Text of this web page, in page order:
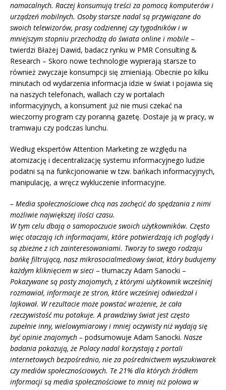
namacalnych. Raczej konsumują treści za pomocą komputerów i
urządzeń mobilnych. Osoby starsze nadal są przywiązane do
swoich telewizorów, prasy codziennej czy tygodników i w
mniejszym stopniu przechodzą do świata online i mobile –
twierdzi Błażej Dawid, badacz rynku w PMR Consulting &
Research – Skoro nowe technologie wypierają starsze to
również zwyczaje konsumpcji się zmieniają. Obecnie po kilku
minutach od wydarzenia informacja idzie w świat i pojawia się
na naszych telefonach, wallach czy w portalach
informacyjnych, a konsument już nie musi czekać na
wieczorny program czy poranną gazetę. Dostaje ją w pracy, w
tramwaju czy podczas lunchu.
Według ekspertów Attention Marketing ze względu na
atomizację i decentralizację systemu informacyjnego ludzie
podatni są na funkcjonowanie w tzw. bańkach informacyjnych,
manipulację, a wręcz wykluczenie informacyjne.
– Media społecznościowe chcą nas zachęcić do spędzania z nimi
możliwie największej ilości czasu.
W tym celu dbają o samopoczucie swoich użytkowników. Często
więc otaczają ich informacjami, które potwierdzają ich poglądy i
są zbieżne z ich zainteresowaniami. Tworzy to swego rodzaju
bańkę filtrującą, nasz mikrosocialmediowy świat, który budujemy
każdym kliknięciem w sieci – tłumaczy Adam Sanocki –
Pokazywane są posty znajomych, z którymi użytkownik wcześniej
rozmawiał, informacje ze stron, które wcześniej odwiedzał i
lajkował. W rezultacie może powstać wrażenie, że cała
rzeczywistość mu potakuje. A prawdziwy świat jest często
zupełnie inny, wielowymiarowy i mniej oczywisty niż wydają się
być opinie znajomych – podsumowuje Adam Sanocki. Nasze
badania pokazują, że Polacy nadal korzystają z portali
internetowych bezpośrednio, nie za pośrednictwem wyszukiwarek
czy mediów społecznościowych. Te 21% dla których źródłem
informacji są media społecznościowe to mniej niż połowa w